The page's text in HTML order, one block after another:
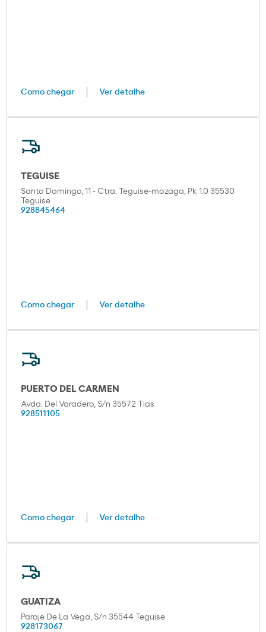
Como chegar Ver detalhe
TEGUISE
Santo Domingo, 11 - Ctra. Teguise-mozaga, Pk 1.0 35530
Teguise
928845464
Como chegar Ver detalhe
PUERTO DEL CARMEN
Avda. Del Varadero, S/n 35572 Tias
928511105
Como chegar Ver detalhe
GUATIZA
Paraje De La Vega, S/n 35544 Teguise
928173067